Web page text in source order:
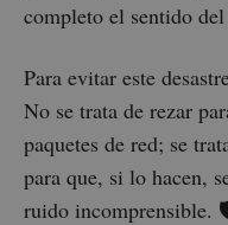
completo el sentido del
Para evitar este
No se trata de rezar
paquetes de red; se
para que, si lo hacen,
ruido incomprensible.